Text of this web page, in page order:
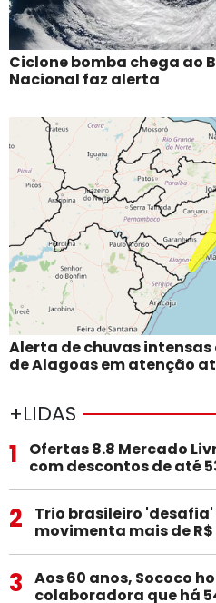
Ciclone bomba chega ao
Nacional faz alerta
Alerta de chuvas
de Alagoas em atenção
+LIDAS
1
Ofertas 8.8 Mercado
com descontos de até
2
Trio brasileiro
movimenta mais de
3
Aos 60 anos, Sococo
colaboradora que há